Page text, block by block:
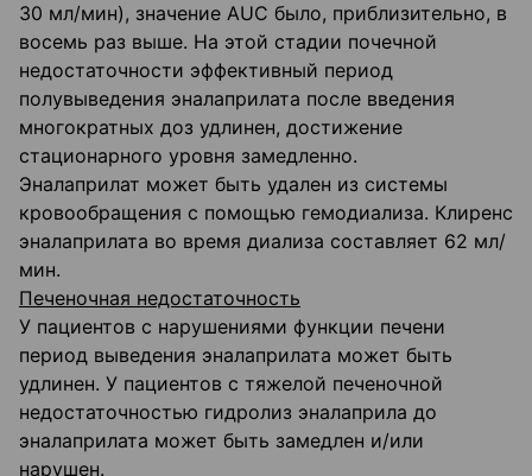
30 мл/мин), значение AUC было, приблизительно, в
восемь раз выше. На этой стадии почечной
недостаточности эффективный период
полувыведения эналаприлата после введения
многократных доз удлинен, достижение
стационарного уровня замедленно.
Эналаприлат может быть удален из системы
кровообращения с помощью гемодиализа. Клиренс
эналаприлата во время диализа составляет 62 мл/
мин.
Печеночная недостаточность
У пациентов с нарушениями функции печени
период выведения эналаприлата может быть
удлинен. У пациентов с тяжелой печеночной
недостаточностью гидролиз эналаприла до
эналаприлата может быть замедлен и/или
нарушен.